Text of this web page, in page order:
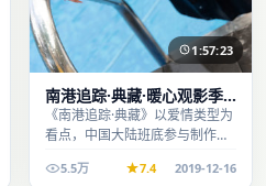
1:57:23
南港追踪·典藏·暖心观影季
口碑发酵持续升温
《南港追踪·典藏》以爱情类型为
看点，中国大陆班底参与制作，
时段观看。
5.5万 7.4 2019-12-16